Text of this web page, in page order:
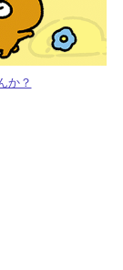
か？